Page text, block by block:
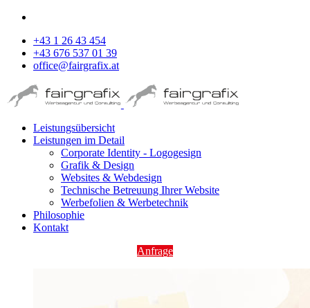
+43 1 26 43 454
+43 676 537 01 39
office@fairgrafix.at
Leistungsübersicht
Leistungen im Detail
Corporate Identity - Logogesign
Grafik & Design
Websites & Webdesign
Technische Betreuung Ihrer Website
Werbefolien & Werbetechnik
Philosophie
Kontakt
Anfrage